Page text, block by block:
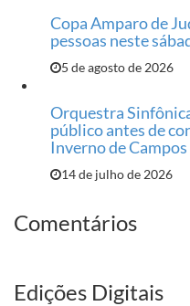
Copa Amparo de
pessoas neste
5 de agosto de 2026
Orquestra
público antes de
Inverno de
14 de julho de 2026
Comentários
Edições Digitais